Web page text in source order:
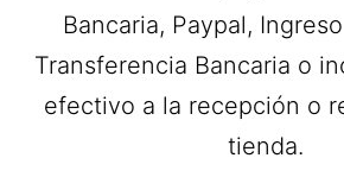
Bancaria, Paypal,
Transferencia Bancaria o
efectivo a la recepción o
tienda.